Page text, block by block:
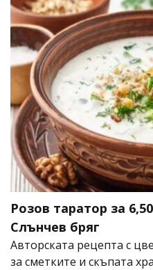
Розов таратор за
Слънчев бряг
Авторската рецепта с
за сметките и скъпата